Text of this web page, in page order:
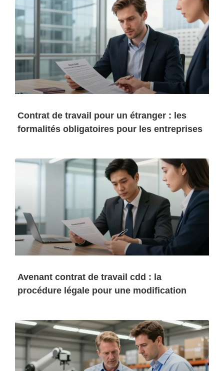
Contrat de travail pour un étranger : les
formalités obligatoires pour les entreprises
Avenant contrat de travail cdd : la
procédure légale pour une modification